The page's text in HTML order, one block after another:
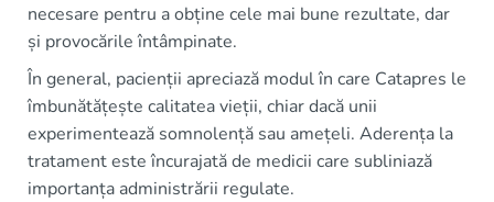
necesare pentru a obține cele mai bune rezultate, dar
și provocările întâmpinate.
În general, pacienții apreciază modul în care Catapres le
îmbunătățește calitatea vieții, chiar dacă unii
experimentează somnolență sau amețeli. Aderența la
tratament este încurajată de medicii care subliniază
importanța administrării regulate.